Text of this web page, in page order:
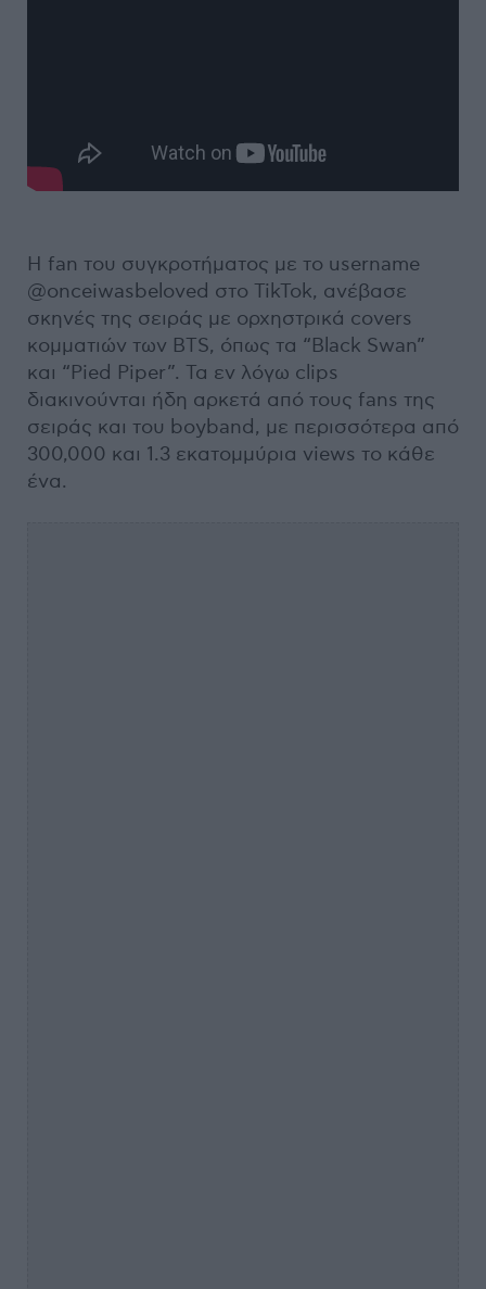
Η fan του συγκροτήματος με το username
@onceiwasbeloved στο TikTok, ανέβασε
σκηνές της σειράς με ορχηστρικά covers
κομματιών των BTS, όπως τα “Black Swan”
και “Pied Piper”. Τα εν λόγω clips
διακινούνται ήδη αρκετά από τους fans της
σειράς και του boyband, με περισσότερα από
300,000 και 1.3 εκατομμύρια views το κάθε
ένα.